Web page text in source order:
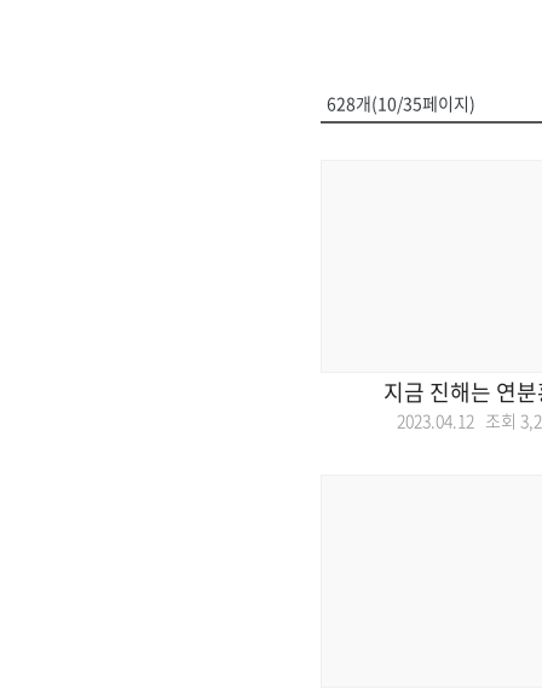
628개(10/35페이지)
지금 진해는 연
2023.04.12 조회